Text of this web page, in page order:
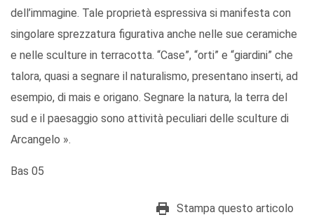
dell’immagine. Tale proprietà espressiva si manifesta con
singolare sprezzatura figurativa anche nelle sue ceramiche
e nelle sculture in terracotta. “Case”, “orti” e “giardini” che
talora, quasi a segnare il naturalismo, presentano inserti, ad
esempio, di mais e origano. Segnare la natura, la terra del
sud e il paesaggio sono attività peculiari delle sculture di
Arcangelo ».
Bas 05
Stampa questo articolo